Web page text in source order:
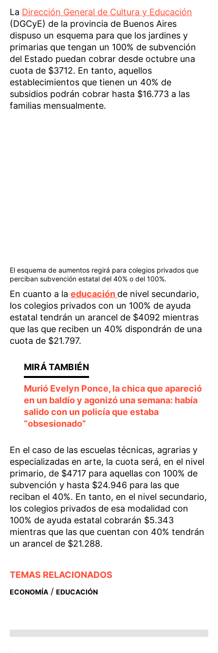
La Dirección General de Cultura y Educación
(DGCyE) de la provincia de Buenos Aires
dispuso un esquema para que los jardines y
primarias que tengan un 100% de subvención
del Estado puedan cobrar desde octubre una
cuota de $3712. En tanto, aquellos
establecimientos que tienen un 40% de
subsidios podrán cobrar hasta $16.773 a las
familias mensualmente.
El esquema de aumentos regirá para colegios privados que
perciban subvención estatal del 40% o del 100%.
En cuanto a la educación de nivel secundario,
los colegios privados con un 100% de ayuda
estatal tendrán un arancel de $4092 mientras
que las que reciben un 40% dispondrán de una
cuota de $21.797.
Murió Evelyn Ponce, la chica que apareció
en un baldío y agonizó una semana: había
salido con un policía que estaba
“obsesionado”
En el caso de las escuelas técnicas, agrarias y
especializadas en arte, la cuota será, en el nivel
primario, de $4717 para aquellas con 100% de
subvención y hasta $24.946 para las que
reciban el 40%. En tanto, en el nivel secundario,
los colegios privados de esa modalidad con
100% de ayuda estatal cobrarán $5.343
mientras que las que cuentan con 40% tendrán
un arancel de $21.288.
TEMAS RELACIONADOS
ECONOMÍA / EDUCACIÓN